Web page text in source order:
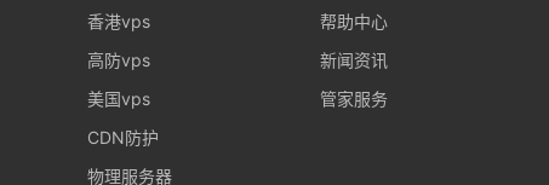
香港vps
高防vps
美国vps
CDN防护
物理服务器
帮助中心
新闻资讯
管家服务